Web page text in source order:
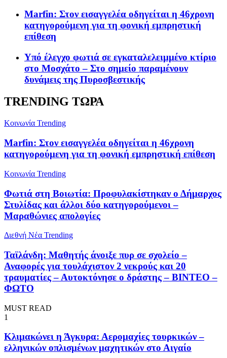
Marfin: Στον εισαγγελέα οδηγείται η 46χρονη
κατηγορούμενη για τη φονική εμπρηστική
επίθεση
Υπό έλεγχο φωτιά σε εγκαταλελειμμένο κτίριο
στο Μοσχάτο – Στο σημείο παραμένουν
δυνάμεις της Πυροσβεστικής
TRENDING ΤΩΡΑ
Κοινωνία Trending
Marfin: Στον εισαγγελέα οδηγείται η 46χρονη
κατηγορούμενη για τη φονική εμπρηστική επίθεση
Κοινωνία Trending
Φωτιά στη Βοιωτία: Προφυλακίστηκαν ο Δήμαρχος
Στυλίδας και άλλοι δύο κατηγορούμενοι –
Μαραθώνιες απολογίες
Διεθνή Νέα Trending
Ταϊλάνδη: Μαθητής άνοιξε πυρ σε σχολείο –
Αναφορές για τουλάχιστον 2 νεκρούς και 20
τραυματίες – Αυτοκτόνησε ο δράστης – ΒΙΝΤΕΟ –
ΦΩΤΟ
MUST READ
1
Κλιμακώνει η Άγκυρα: Αερομαχίες τουρκικών –
ελληνικών οπλισμένων μαχητικών στο Αιγαίο